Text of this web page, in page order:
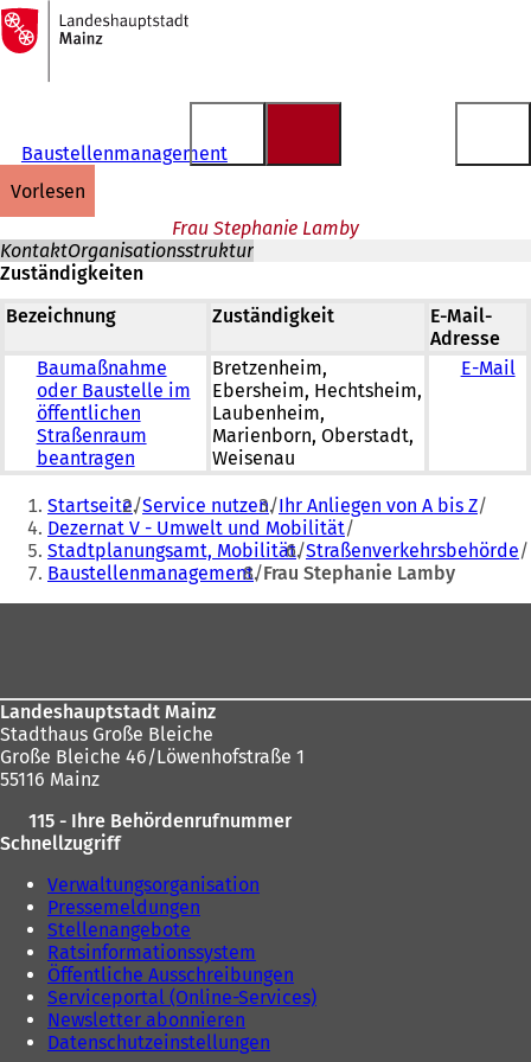
Inhalt anspringen
Zur
Startseite
Baustellenmanagement
vorlesen
Frau Stephanie Lamby
KontaktOrganisationsstruktur
Zuständigkeiten
Bezeichnung
Zuständigkeit
E-Mail-
Adresse
Baumaßnahme
oder Baustelle im
öffentlichen
Straßenraum
beantragen
Bretzenheim,
Ebersheim, Hechtsheim,
Laubenheim,
Marienborn, Oberstadt,
Weisenau
E-Mail
Sie
befinden
sich
hier:
Startseite Service nutzen Ihr Anliegen von A bis Z
Dezernat V - Umwelt und Mobilität
Stadtplanungsamt, Mobilität Straßenverkehrsbehörde
Baustellenmanagement Frau Stephanie Lamby
Landeshauptstadt Mainz
Stadthaus Große Bleiche
Große Bleiche 46/Löwenhofstraße 1
55116 Mainz
115 - Ihre Behördenrufnummer
Schnellzugriff
Verwaltungsorganisation
Pressemeldungen
Stellenangebote
Ratsinformationssystem
Öffentliche Ausschreibungen
Serviceportal (Online-Services)
Newsletter abonnieren
Datenschutzeinstellungen